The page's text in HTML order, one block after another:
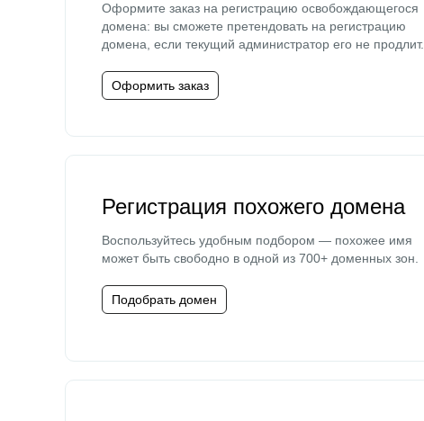
Оформите заказ на регистрацию освобождающегося
домена: вы сможете претендовать на регистрацию
домена, если текущий администратор его не продлит.
Оформить заказ
Регистрация похожего домена
Воспользуйтесь удобным подбором — похожее имя
может быть свободно в одной из 700+ доменных зон.
Подобрать домен